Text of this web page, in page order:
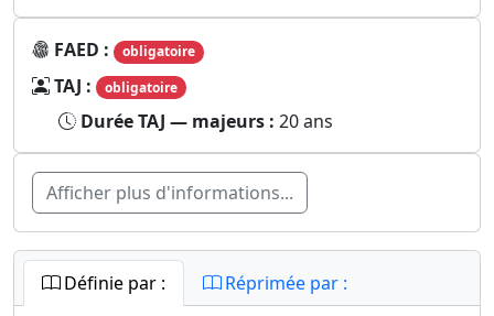
FAED : obligatoire
TAJ : obligatoire
Durée TAJ — majeurs : 20 ans
Afficher plus d'informations...
Définie par : Réprimée par :